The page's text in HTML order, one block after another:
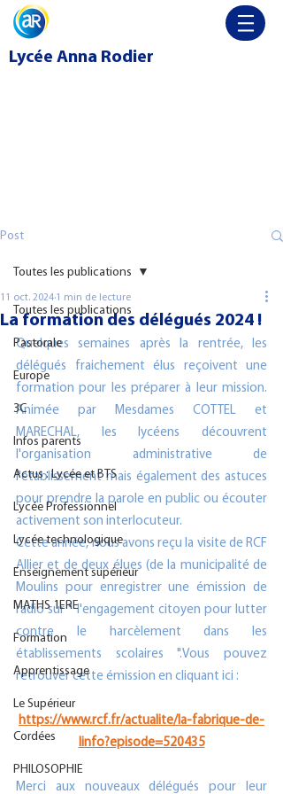
Lycée Anna Rodier
Post
Toutes les publications
Pastorale
Europe
3C
Infos parents
Actus : Lycée et BTS
Lycée Professionnel
Lycée technologique
Enseignement supérieur
MATHS 1ERE
Formation
Apprentissage
Le Supérieur
Cordées
PHILOSOPHIE
Toutes les publications
La formation des délégués 2024 !
11 oct. 2024 1 min de lecture
Quelques semaines après la rentrée, les
délégués fraichement élus reçoivent une
formation pour les préparer à leur mission.
Animée par Mesdames COTTEL et
MARECHAL, les lycéens découvrent
l'organisation administrative de
l'établissement mais également des astuces
pour prendre la parole en public ou écouter
activement son interlocuteur.
Cette année, nous avons reçu la visite de RCF
Allier et de deux élues (de la municipalité de
Moulins pour enregistrer une émission de
radio sur " l'engagement citoyen pour lutter
contre le harcèlement dans les
établissements scolaires ".Vous pouvez
retrouver cette émission en cliquant ici :
https://www.rcf.fr/actualite/la-fabrique-de-
linfo?episode=520435
Merci aux nouveaux délégués pour leur